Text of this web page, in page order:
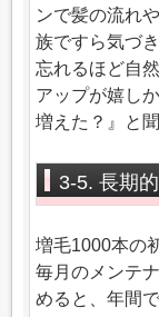
ンで髪の流れ
族ですら気づ
忘れるほど自
アップが嬉し
増えた？』と
3-5. 長期
増毛1000本の
毎月のメンテ
めると、年間